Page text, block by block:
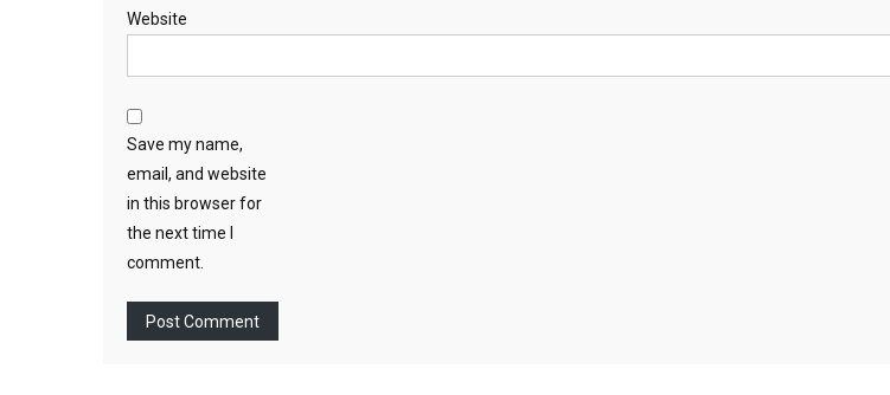
Website
Save my name,
email, and website
in this browser for
the next time I
comment.